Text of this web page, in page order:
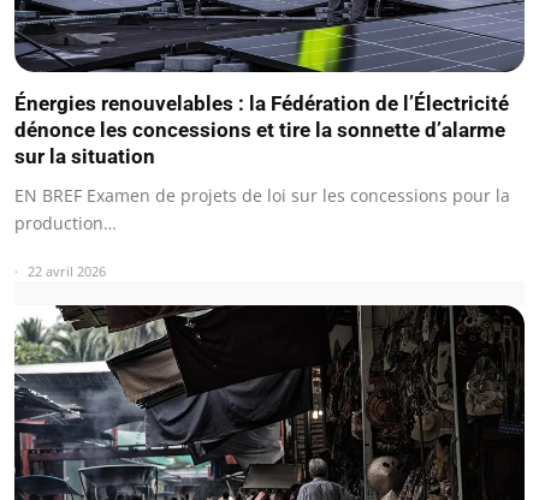
Énergies renouvelables : la Fédération de l’Électricité
dénonce les concessions et tire la sonnette d’alarme
sur la situation
EN BREF Examen de projets de loi sur les concessions pour la
production…
22 avril 2026